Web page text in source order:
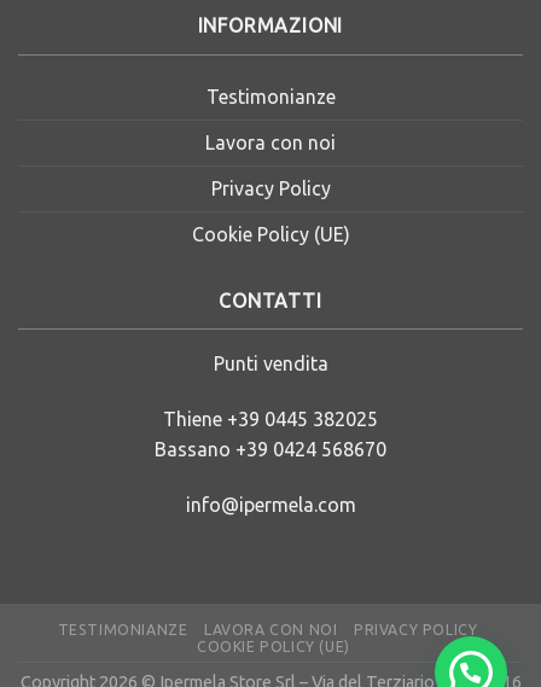
INFORMAZIONI
Testimonianze
Lavora con noi
Privacy Policy
Cookie Policy (UE)
CONTATTI
Punti vendita
Thiene +39 0445 382025
Bassano +39 0424 568670
info@ipermela.com
TESTIMONIANZE LAVORA CON NOI
PRIVACY POLICY
COOKIE POLICY (UE)
Copyright 2026 © Ipermela Store Srl – Via del Terziario 28 – 36016